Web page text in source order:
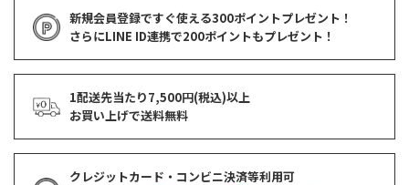
新規会員登録ですぐ使える300ポイントプレゼント！
さらにLINE ID連携で200ポイントもプレゼント！
1配送先当たり7,500円(税込)以上
お買い上げで送料無料
クレジットカード・コンビニ決済等利用可